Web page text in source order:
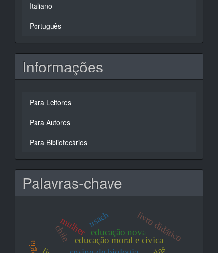
Italiano
Português
Informações
Para Leitores
Para Autores
Para Bibliotecários
Palavras-chave
educação moral e cívica
livro didático
mulher educação nova
chile
usach